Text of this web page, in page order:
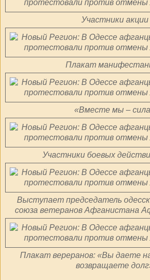
Участники акции
Плакат
«Вместе мы –
Участники боевых
Выступает председатель
союза ветеранов Афганистана
Плакат вереранов: «Вы даете
возвращаете